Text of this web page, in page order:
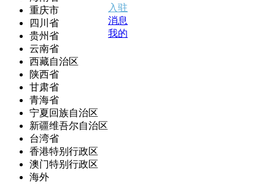
重庆市
四川省
贵州省
云南省
西藏自治区
陕西省
甘肃省
青海省
宁夏回族自治区
新疆维吾尔自治区
台湾省
香港特别行政区
澳门特别行政区
海外
入驻
消息
我的